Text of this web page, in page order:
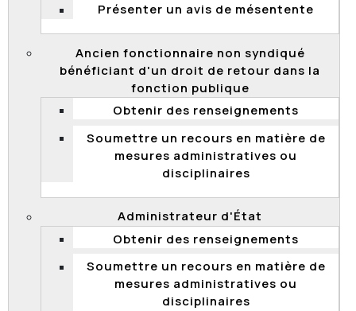
Présenter un avis de mésentente
Ancien fonctionnaire non syndiqué
bénéficiant d'un droit de retour dans la
fonction publique
Obtenir des renseignements
Soumettre un recours en matière de
mesures administratives ou
disciplinaires
Administrateur d'État
Obtenir des renseignements
Soumettre un recours en matière de
mesures administratives ou
disciplinaires
2015 QCCFP 15
Congédiement disciplinaire – employé de l'Agence du
Revenu du Québec (ARQ) – statut de fonctionnaire
temporaire lors du transfert à l’ARQ – employé
syndiqué – la Commission déclare qu'elle n'a pas
2015 QCCFP 14
Concours de promotion – évaluation écrite –
obligation de constater impartialement la valeur des
candidats – état mental lors de l’évaluation – état
émotionnel – stress – refus de reporter l’évaluation –